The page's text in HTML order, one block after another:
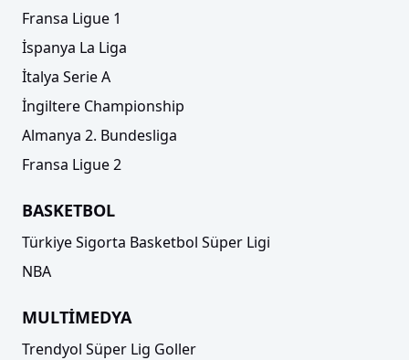
Fransa Ligue 1
İspanya La Liga
İtalya Serie A
İngiltere Championship
Almanya 2. Bundesliga
Fransa Ligue 2
BASKETBOL
Türkiye Sigorta Basketbol Süper Ligi
NBA
MULTİMEDYA
Trendyol Süper Lig Goller